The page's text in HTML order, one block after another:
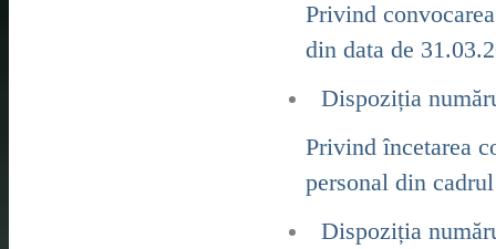
Privind
din data de
Dispoziția
Privind încetarea
personal din
Dispoziția